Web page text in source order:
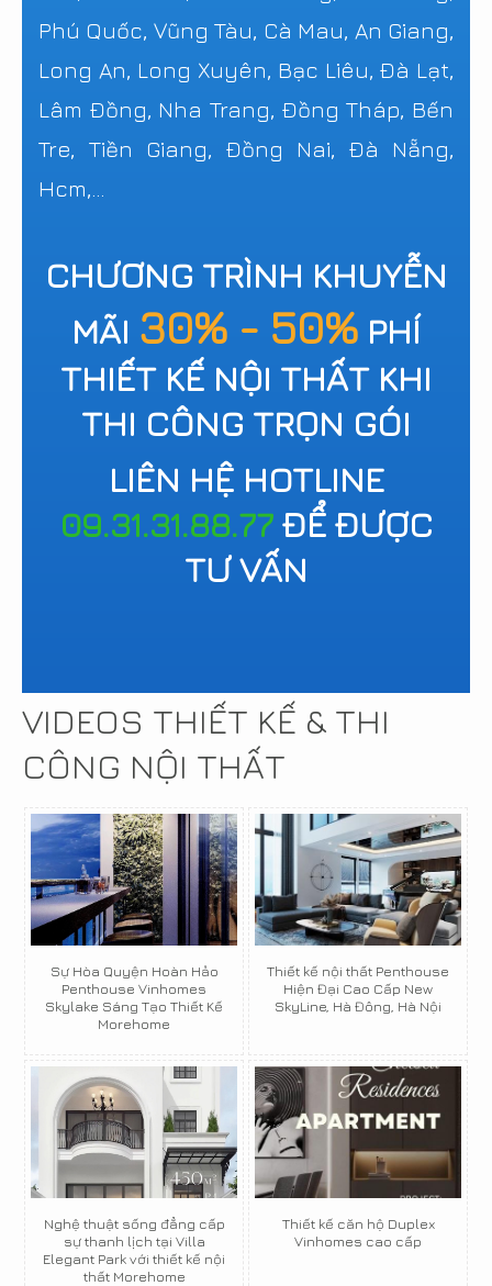
Phú Quốc, Vũng Tàu, Cà Mau, An Giang,
Long An, Long Xuyên, Bạc Liêu, Đà Lạt,
Lâm Đồng, Nha Trang, Đồng Tháp, Bến
Tre, Tiền Giang, Đồng Nai, Đà Nẵng,
Hcm,...
CHƯƠNG TRÌNH KHUYỄN
MÃI 30% - 50% PHÍ
THIẾT KẾ NỘI THẤT KHI
THI CÔNG TRỌN GÓI
LIÊN HỆ HOTLINE
09.31.31.88.77ĐỂ ĐƯỢC
TƯ VẤN
VIDEOS THIẾT KẾ & THI
CÔNG NỘI THẤT
Sự Hòa Quyện Hoàn Hảo
Penthouse Vinhomes
Skylake Sáng Tạo Thiết Kế
Morehome
Thiết kế nội thất Penthouse
Hiện Đại Cao Cấp New
SkyLine, Hà Đông, Hà Nội
Nghệ thuật sống đẳng cấp
sự thanh lịch tại Villa
Elegant Park với thiết kế nội
thất Morehome
Thiết kế căn hộ Duplex
Vinhomes cao cấp